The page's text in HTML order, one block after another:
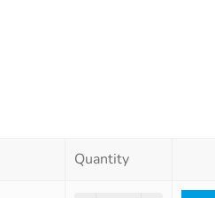
Quantity